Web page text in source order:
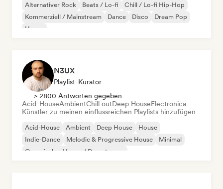
Alternativer Rock Beats / Lo-fi
Chill / Lo-fi Hip-Hop
Kommerziell / Mainstream
Dance Disco
Dream Pop
House
N3UX
Playlist-Kurator
> 2800 Antworten gegeben
Acid-HouseAmbientChill outDeep HouseElectronica
Künstler zu meinen einflussreichen Playlists hinzufügen
Acid-House Ambient Deep House
House
Indie-Dance
Melodic & Progressive House
Minimal
Organischer House / Downtempo